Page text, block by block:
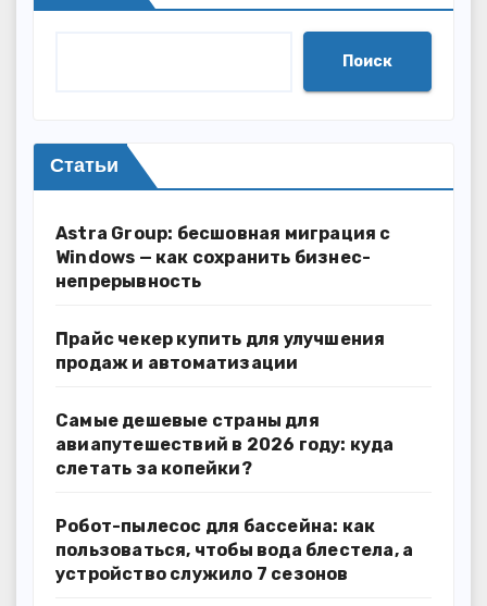
Поиск
Статьи
Astra Group: бесшовная миграция с
Windows — как сохранить бизнес-
непрерывность
Прайс чекер купить для улучшения
продаж и автоматизации
Самые дешевые страны для
авиапутешествий в 2026 году: куда
слетать за копейки?
Робот-пылесос для бассейна: как
пользоваться, чтобы вода блестела, а
устройство служило 7 сезонов